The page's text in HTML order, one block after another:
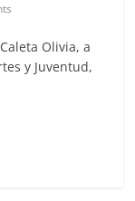
Olivia, a
y Juventud,